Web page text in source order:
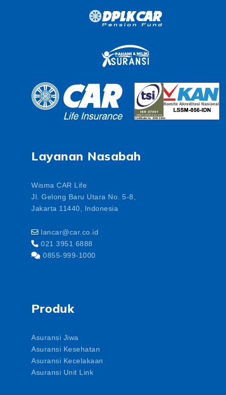
Layanan Nasabah
Wisma CAR Life
Jl. Gelong Baru Utara No. 5-8,
Jakarta 11440, Indonesia
lancar@car.co.id
021 3951 6888
0855-999-1000
Produk
Asuransi Jiwa
Asuransi Kesehatan
Asuransi Kecelakaan
Asuransi Unit Link